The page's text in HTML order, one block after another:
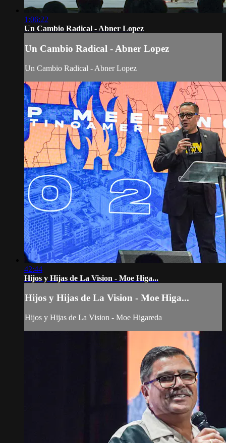
1:06:22
Un Cambio Radical - Abner Lopez
Un Cambio Radical - Abner Lopez
Un Cambio Radical - Abner Lopez
42:44
Hijos y Hijas de La Vision - Moe Higa...
Hijos y Hijas de La Vision - Moe Higa...
Hijos y Hijas de La Vision - Moe Higareda